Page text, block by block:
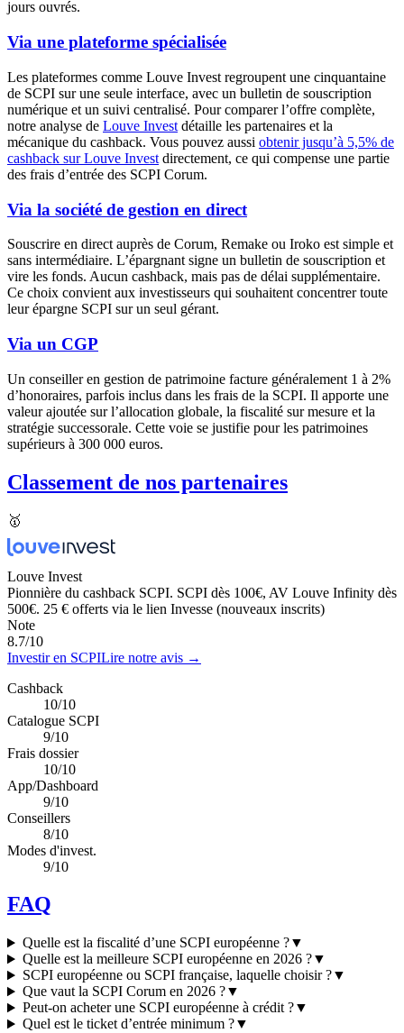
jours ouvrés.
Via une plateforme spécialisée
Les plateformes comme Louve Invest regroupent une cinquantaine
de SCPI sur une seule interface, avec un bulletin de souscription
numérique et un suivi centralisé. Pour comparer l’offre complète,
notre analyse de Louve Invest détaille les partenaires et la
mécanique du cashback. Vous pouvez aussi obtenir jusqu’à 5,5% de
cashback sur Louve Invest directement, ce qui compense une partie
des frais d’entrée des SCPI Corum.
Via la société de gestion en direct
Souscrire en direct auprès de Corum, Remake ou Iroko est simple et
sans intermédiaire. L’épargnant signe un bulletin de souscription et
vire les fonds. Aucun cashback, mais pas de délai supplémentaire.
Ce choix convient aux investisseurs qui souhaitent concentrer toute
leur épargne SCPI sur un seul gérant.
Via un CGP
Un conseiller en gestion de patrimoine facture généralement 1 à 2%
d’honoraires, parfois inclus dans les frais de la SCPI. Il apporte une
valeur ajoutée sur l’allocation globale, la fiscalité sur mesure et la
stratégie successorale. Cette voie se justifie pour les patrimoines
supérieurs à 300 000 euros.
Classement de nos partenaires
🥇
Louve Invest
Pionnière du cashback SCPI. SCPI dès 100€, AV Louve Infinity dès
500€. 25 € offerts via le lien Invesse (nouveaux inscrits)
Note
8.7/10
Investir en SCPILire notre avis →
Cashback
10/10
Catalogue SCPI
9/10
Frais dossier
10/10
App/Dashboard
9/10
Conseillers
8/10
Modes d'invest.
9/10
FAQ
Quelle est la fiscalité d’une SCPI européenne ?▼
Quelle est la meilleure SCPI européenne en 2026 ?▼
SCPI européenne ou SCPI française, laquelle choisir ?▼
Que vaut la SCPI Corum en 2026 ?▼
Peut-on acheter une SCPI européenne à crédit ?▼
Quel est le ticket d’entrée minimum ?▼